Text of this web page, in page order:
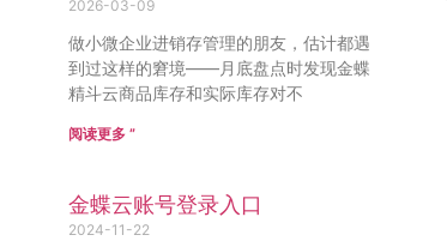
2026-03-09
做小微企业进销存管理的朋友，估计都遇
到过这样的窘境——月底盘点时发现金蝶
精斗云商品库存和实际库存对不
阅读更多 ”
金蝶云账号登录入口
2024-11-22